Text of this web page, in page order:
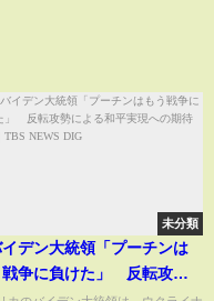
未分類
デン大統領「プーチンは
戦争に負けた」 反転攻勢